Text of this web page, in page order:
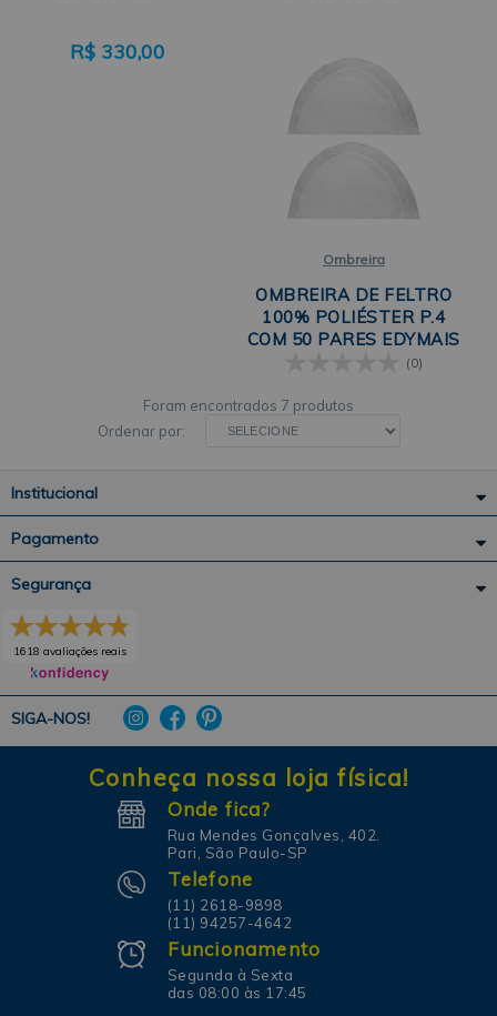
R$ 330,00
Ombreira
OMBREIRA DE FELTRO
100% POLIÉSTER P.4
COM 50 PARES EDYMAIS
(0)
7 produtos
Ordenar por:
Institucional
Pagamento
SIGA-NOS!
Segurança
1618 avaliações reais
Conheça nossa loja física!
Onde fica?
Rua Mendes Gonçalves, 402.
Pari, São Paulo-SP
Telefone
(11) 2618-9898
(11) 94257-4642
Funcionamento
Segunda à Sexta
das 08:00 às 17:45